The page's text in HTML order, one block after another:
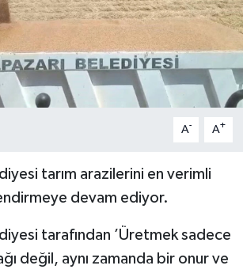
A- A+
tarım arazilerini en verimli
devam ediyor.
tarafından ’Üretmek sadece
değil, aynı zamanda bir onur ve